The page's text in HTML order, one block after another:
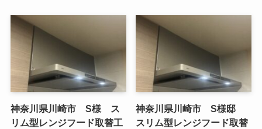
神奈川県川崎市 S様 ス
リム型レンジフード取替工
神奈川県川崎市 S様邸
スリム型レンジフード取替